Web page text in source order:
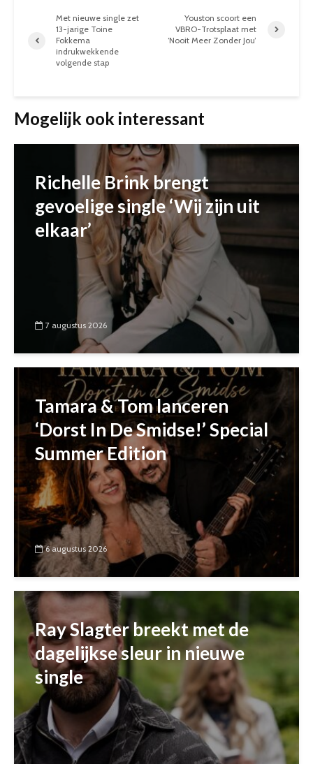
Met nieuwe single zet
13-jarige Toine
Fokkema
indrukwekkende
volgende stap
Youston scoort een
VBRO-Trotsplaat met
‘Nooit Meer Zonder Jou’
Mogelijk ook interessant
Richelle Brink brengt
gevoelige single ‘Wij zijn uit
elkaar’
7 augustus 2026
Tamara & Tom lanceren
‘Dorst In De Smidse!’ Special
Summer Edition
6 augustus 2026
Ray Slagter breekt met de
dagelijkse sleur in nieuwe
single